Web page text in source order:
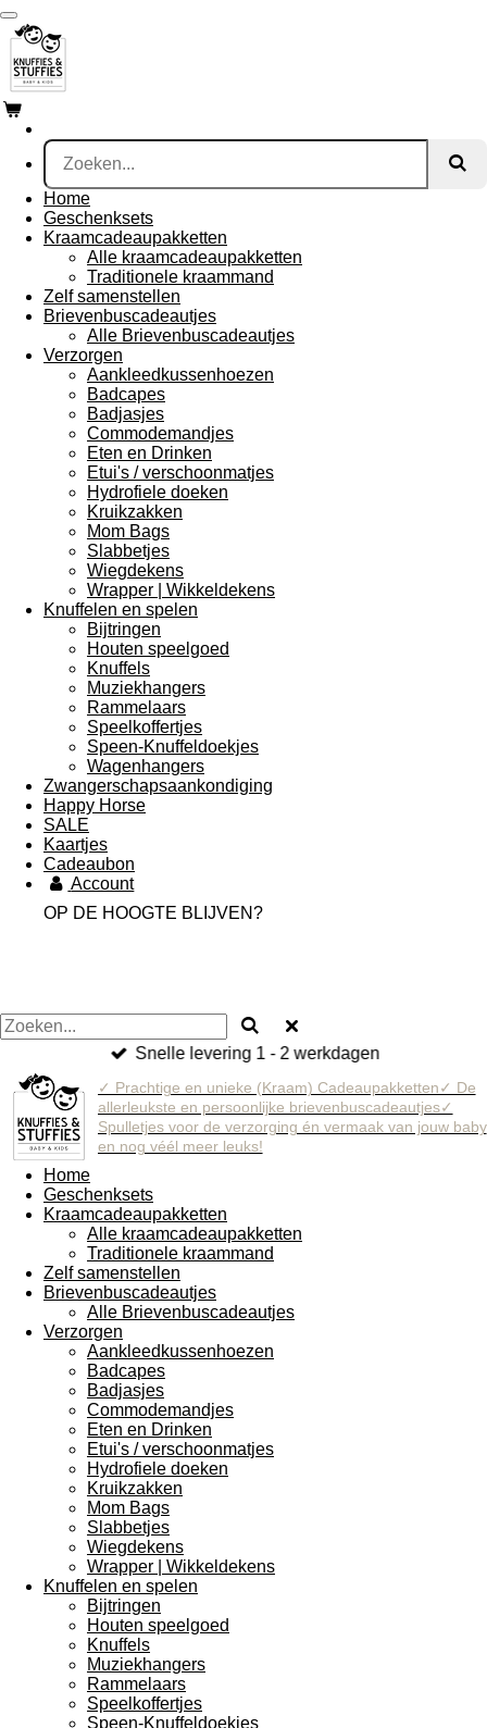
Ga
direct
naar
de
hoofdinhoud
Home
Geschenksets
Kraamcadeaupakketten
Alle kraamcadeaupakketten
Traditionele kraammand
Zelf samenstellen
Brievenbuscadeautjes
Alle Brievenbuscadeautjes
Verzorgen
Aankleedkussenhoezen
Badcapes
Badjasjes
Commodemandjes
Eten en Drinken
Etui's / verschoonmatjes
Hydrofiele doeken
Kruikzakken
Mom Bags
Slabbetjes
Wiegdekens
Wrapper | Wikkeldekens
Knuffelen en spelen
Bijtringen
Houten speelgoed
Knuffels
Muziekhangers
Rammelaars
Speelkoffertjes
Speen-Knuffeldoekjes
Wagenhangers
Zwangerschapsaankondiging
Happy Horse
SALE
Kaartjes
Cadeaubon
Account
OP DE HOOGTE BLIJVEN?
Snelle levering 1 - 2 werkdagen
✓ Prachtige en unieke (Kraam) Cadeaupakketten✓ De
allerleukste en persoonlijke brievenbuscadeautjes✓
Spulletjes voor de verzorging én vermaak van jouw baby
en nog véél meer leuks!
Home
Geschenksets
Kraamcadeaupakketten
Alle kraamcadeaupakketten
Traditionele kraammand
Zelf samenstellen
Brievenbuscadeautjes
Alle Brievenbuscadeautjes
Verzorgen
Aankleedkussenhoezen
Badcapes
Badjasjes
Commodemandjes
Eten en Drinken
Etui's / verschoonmatjes
Hydrofiele doeken
Kruikzakken
Mom Bags
Slabbetjes
Wiegdekens
Wrapper | Wikkeldekens
Knuffelen en spelen
Bijtringen
Houten speelgoed
Knuffels
Muziekhangers
Rammelaars
Speelkoffertjes
Speen-Knuffeldoekjes